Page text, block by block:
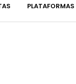
PLATAFORMAS